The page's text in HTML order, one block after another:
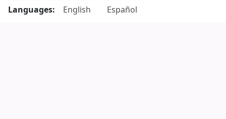
Languages:
English Español